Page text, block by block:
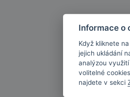
Informace o
Když kliknete
jejich ukládání
analýzou
volitelné
najdete v sekci